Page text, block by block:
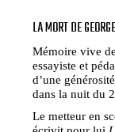
LA MORT DE
Mémoire vive
essayiste et
d’une
dans la nuit du
Le metteur en